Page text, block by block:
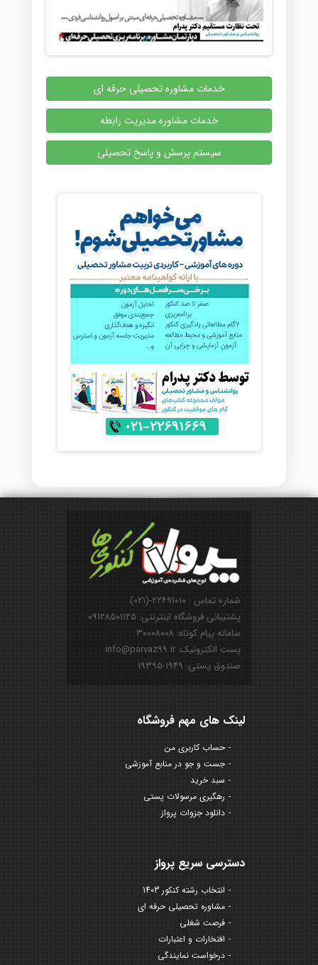
خدمات مشاوره تحصیلی حرفه ای
خدمات مشاوره مدیریت رابطه
سیستم پرسش و پاسخ تحصیلی
شماره تماس : ۲۲۶۹۱۰۱۰-(۰۲۱)
پشتیبانی فروشگاه اینترنتی: ۰۹۱۲۸۵۰۱۱۲۵
سامانه پیام کوتاه: ۳۰۰۰۸۰۰۸
پست الکترونیک: info@parvaz99.ir
صندوق پستی: ۱۹۴۹-۱۹۳۹۵
لینک های مهم فروشگاه
حساب کاربری من
جست و جو در منابع آموزشی
سبد خرید
رهگیری مرسولات پستی
دانلود جزوات پرواز
دسترسی سریع پرواز
انتخاب رشته کنکور 1403
مشاوره تحصیلی حرفه ای
فرصت شغلی
افتخارات و اعتبارات
درخواست نمایندگی